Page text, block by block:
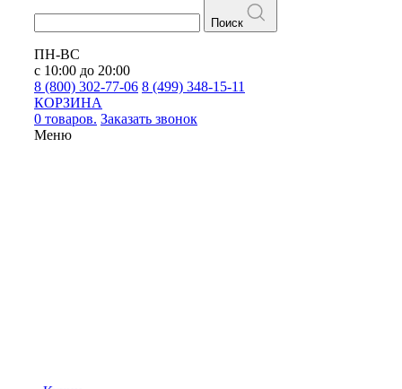
Поиск
ПН-ВС
с 10:00 до 20:00
8 (800) 302-77-06 8 (499) 348-15-11
КОРЗИНА
0 товаров. Заказать звонок
Меню